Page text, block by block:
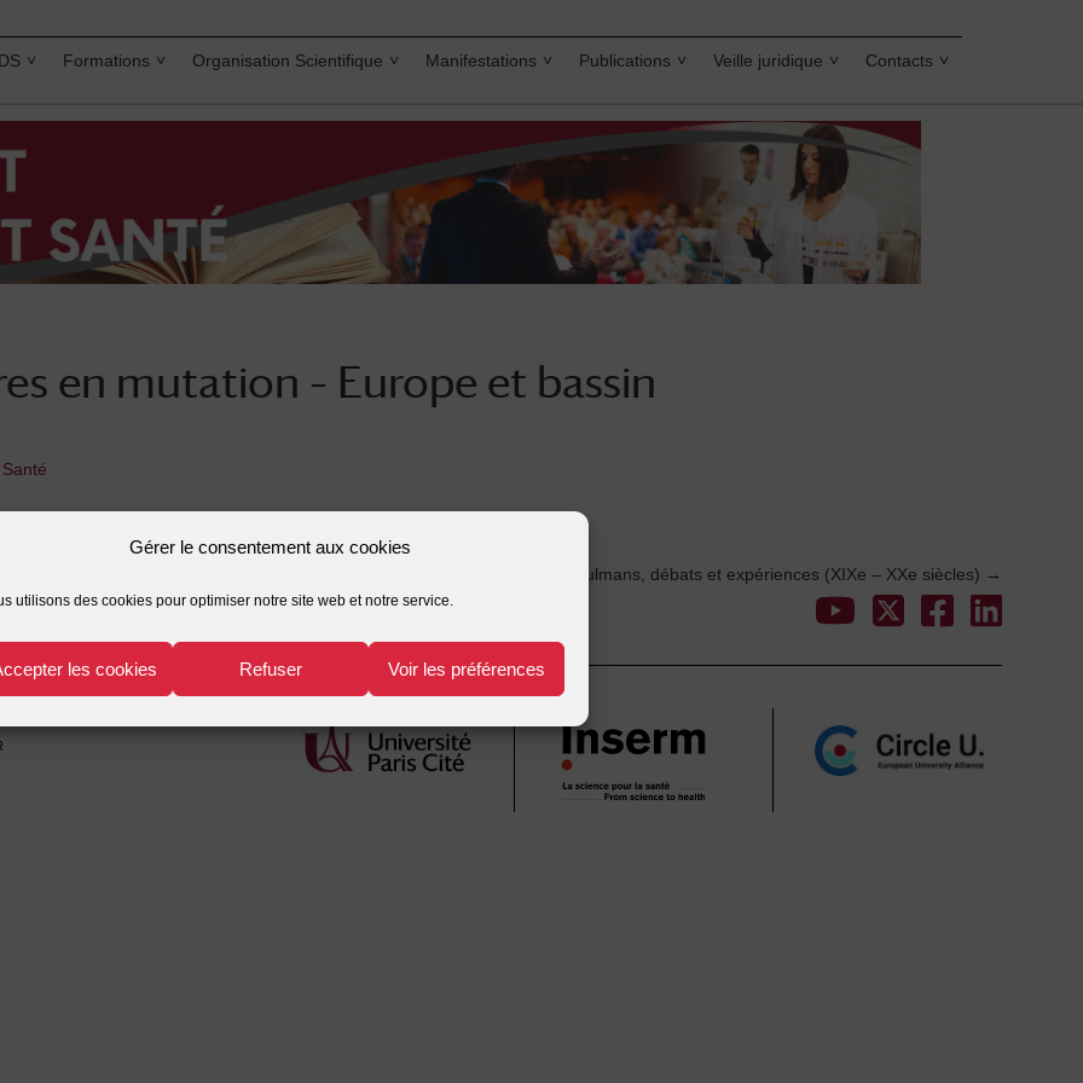
Gérer le consentement aux cookies
utilisons des cookies pour optimiser notre site web et notre service.
les cookies Refuser Voir les préférences
Formations Organisation Scientifique Manifestations Publications Veille juridique Contacts
en mutation – Europe et bassin
limites et perspectives Laïcités et musulmans, débats et expériences (XIXe – XXe siècles) →